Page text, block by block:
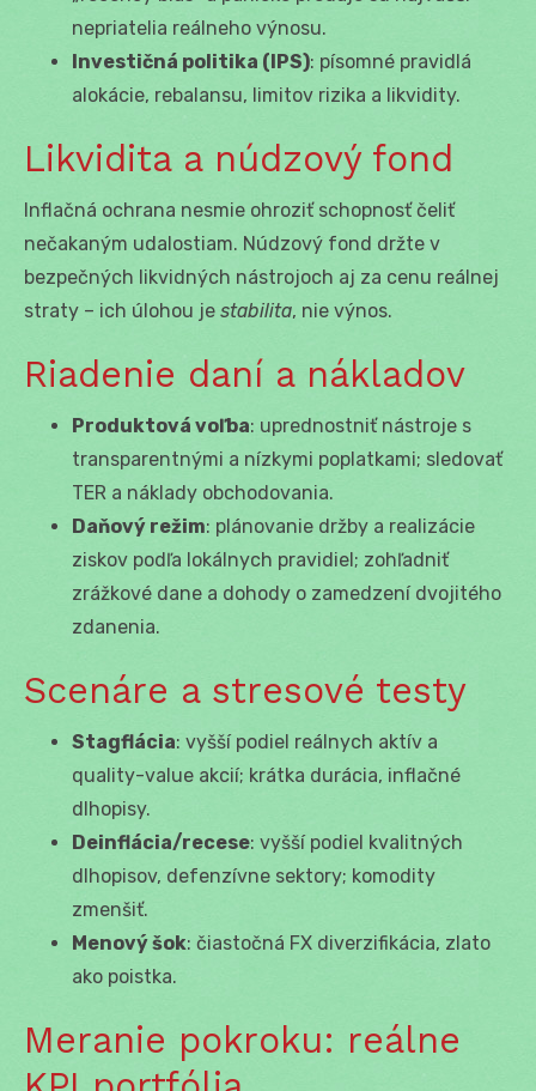
nepriatelia reálneho výnosu.
Investičná politika (IPS): písomné pravidlá
alokácie, rebalansu, limitov rizika a likvidity.
Likvidita a núdzový fond
Inflačná ochrana nesmie ohroziť schopnosť čeliť
nečakaným udalostiam. Núdzový fond držte v
bezpečných likvidných nástrojoch aj za cenu reálnej
straty – ich úlohou je stabilita, nie výnos.
Riadenie daní a nákladov
Produktová voľba: uprednostniť nástroje s
transparentnými a nízkymi poplatkami; sledovať
TER a náklady obchodovania.
Daňový režim: plánovanie držby a realizácie
ziskov podľa lokálnych pravidiel; zohľadniť
zrážkové dane a dohody o zamedzení dvojitého
zdanenia.
Scenáre a stresové testy
Stagflácia: vyšší podiel reálnych aktív a
quality-value akcií; krátka durácia, inflačné
dlhopisy.
Deinflácia/recese: vyšší podiel kvalitných
dlhopisov, defenzívne sektory; komodity
zmenšiť.
Menový šok: čiastočná FX diverzifikácia, zlato
ako poistka.
Meranie pokroku: reálne